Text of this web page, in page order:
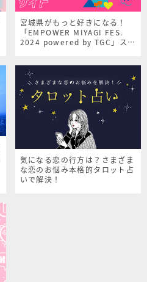
宮城県がもっと好きになる！
「EMPOWER MIYAGI FES.
2024 powered by TGC」スペ
気になる恋の行方は？さまざま
な恋のお悩み本格的タロット占
いで解決！